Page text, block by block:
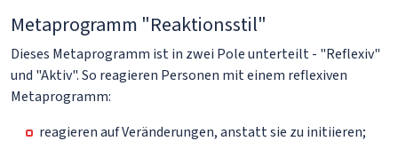
Metaprogramm "Reaktionsstil"
Dieses Metaprogramm ist in zwei Pole unterteilt - "Reflexiv"
und "Aktiv". So reagieren Personen mit einem reflexiven
Metaprogramm:
reagieren auf Veränderungen, anstatt sie zu initiieren;